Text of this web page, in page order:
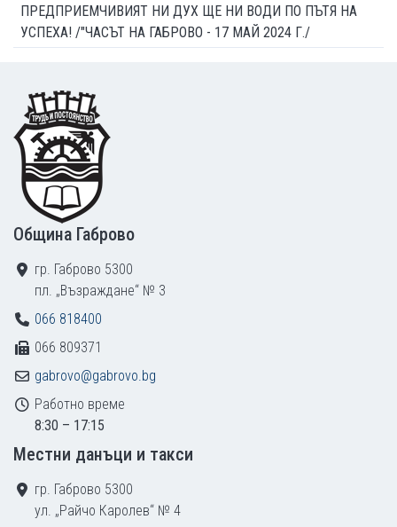
ПРЕДПРИЕМЧИВИЯТ НИ ДУХ ЩЕ НИ ВОДИ ПО ПЪТЯ НА
УСПЕХА! /"ЧАСЪТ НА ГАБРОВО - 17 МАЙ 2024 Г./
Footer
Община Габрово
гр. Габрово 5300
пл. „Възраждане“ № 3
066 818400
066 809371
gabrovo@gabrovo.bg
Работно време
8:30 – 17:15
Местни данъци и такси
гр. Габрово 5300
ул. „Райчо Каролев“ № 4